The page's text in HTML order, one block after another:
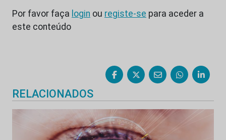
Por favor faça login ou registe-se para aceder a
este conteúdo
RELACIONADOS